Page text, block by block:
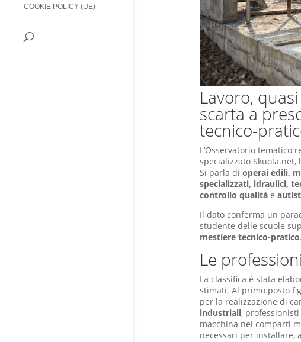
COOKIE POLICY (UE)
Lavoro,
scarta a
tecnico-
L’Osservatorio tematico
specializzato Skuola.net,
Si parla di operai edili,
specializzati, idraulici,
controllo qualità e
Il dato conferma un
studente delle scuole
mestiere tecnico-pratico
Le
La classifica è stata
stimati. Al primo posto
per la realizzazione di
industriali,
macchina nei comparti
necessari per installare,